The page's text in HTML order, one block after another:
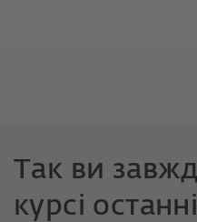
Так ви
курсі